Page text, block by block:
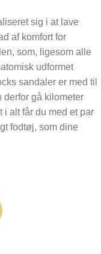
sig i at lave
af komfort for
som, ligesom alle
udformet
sandaler er med til
derfor gå kilometer
i alt får du med et par
fodtøj, som dine